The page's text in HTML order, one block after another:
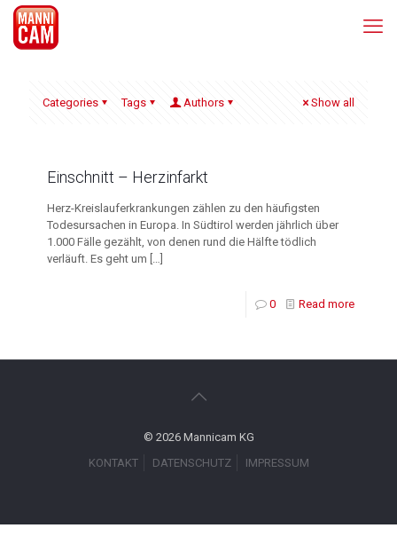
Categories Tags Authors Show all
Einschnitt – Herzinfarkt
Herz-Kreislauferkrankungen zählen zu den häufigsten
Todesursachen in Europa. In Südtirol werden jährlich über
1.000 Fälle gezählt, von denen rund die Hälfte tödlich
verläuft. Es geht um […]
0 Read more
© 2026 Mannicam KG
KONTAKT
DATENSCHUTZ IMPRESSUM